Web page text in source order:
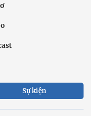
Sự kiện